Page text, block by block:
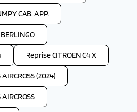
CAB. APP.
Reprise CITROEN C4 X
(2024)